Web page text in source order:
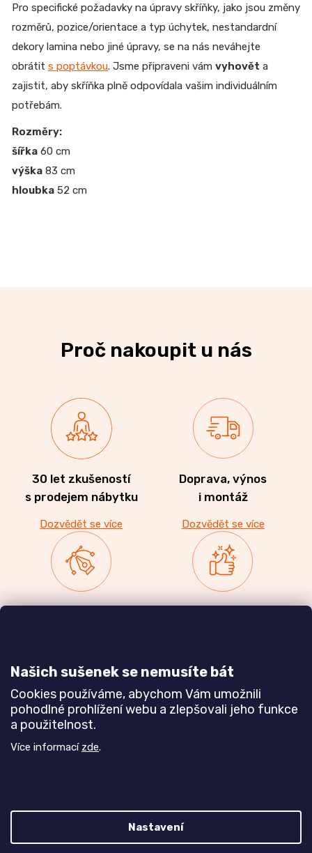
Našich sušenek se nemusíte bát
Cookies používáme, abychom Vám umožnili
pohodlné prohlížení webu a zlepšovali jeho funkce
a použitelnost.
Více informací zde.
Nastavení
Pro specifické požadavky na úpravy skříňky, jako jsou změny
rozměrů, pozice/orientace a typ úchytek, nestandardní
dekory lamina nebo jiné úpravy, se na nás neváhejte
obrátit s poptávkou. Jsme připraveni vám vyhovět a
zajistit, aby skříňka plně odpovídala vašim individuálním
potřebám.
Rozměry:
šířka 60 cm
výška 83 cm
hloubka 52 cm
Proč nakoupit u nás
30 let zkušeností
s prodejem nábytku
Dozvědět se více
Doprava, výnos
i montáž
Dozvědět se více
Dozvědět se více Dozvědět se více